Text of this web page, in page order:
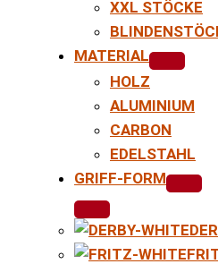
XXL STÖCKE
MATERIAL
HOLZ
ALUMINIUM
CARBON
EDELSTAHL
GRIFF-FORM